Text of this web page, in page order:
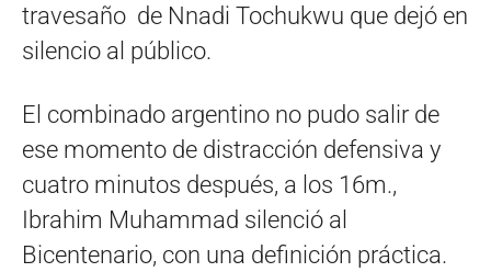
travesaño de Nnadi Tochukwu que dejó en
silencio al público.
El combinado argentino no pudo salir de
ese momento de distracción defensiva y
cuatro minutos después, a los 16m.,
Ibrahim Muhammad silenció al
Bicentenario, con una definición práctica.